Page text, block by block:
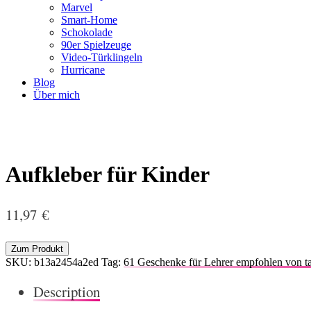
Marvel
Smart-Home
Schokolade
90er Spielzeuge
Video-Türklingeln
Hurricane
Blog
Über mich
Aufkleber für Kinder
11,97 €
Zum Produkt
SKU: b13a2454a2ed Tag: 61 Geschenke für Lehrer empfohlen von
Description